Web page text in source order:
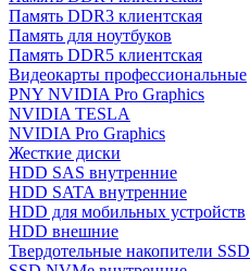
Память DDR3 клиентская
Память для ноутбуков
Память DDR5 клиентская
Видеокарты профессиональные
PNY NVIDIA Pro Graphics
NVIDIA TESLA
NVIDIA Pro Graphics
Жесткие диски
HDD SAS внутренние
HDD SATA внутренние
HDD для мобильных устройств
HDD внешние
Твердотельные накопители SSD